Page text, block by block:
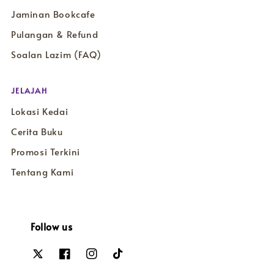
Jaminan Bookcafe
Pulangan & Refund
Soalan Lazim (FAQ)
JELAJAH
Lokasi Kedai
Cerita Buku
Promosi Terkini
Tentang Kami
Follow us